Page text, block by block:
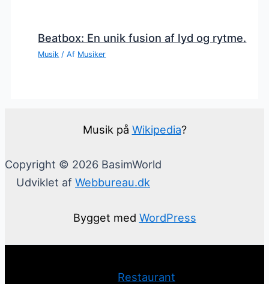
Beatbox: En unik fusion af lyd og rytme.
Musik / Af Musiker
Musik på Wikipedia?
Copyright © 2026 BasimWorld
Udviklet af Webbureau.dk
Bygget med WordPress
Restaurant